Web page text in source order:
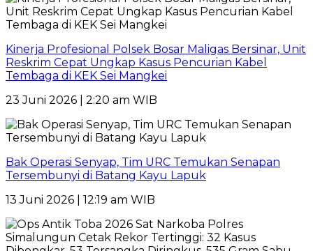
Kinerja Profesional Polsek Bosar Maligas Bersinar, Unit
Reskrim Cepat Ungkap Kasus Pencurian Kabel
Tembaga di KEK Sei Mangkei
23 Juni 2026 | 2:20 am WIB
Bak Operasi Senyap, Tim URC Temukan Senapan
Tersembunyi di Batang Kayu Lapuk
13 Juni 2026 | 12:19 am WIB